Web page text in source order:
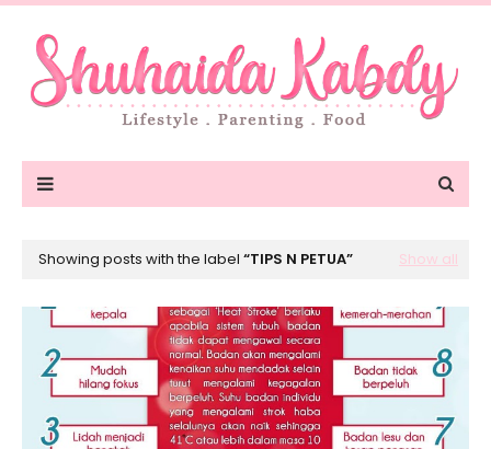
Showing posts with the label TIPS N PETUA Show all